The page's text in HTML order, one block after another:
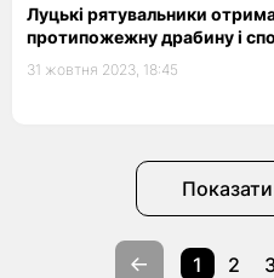
Луцькі рятувальники
протипожежну драбину і
31 жовтня 2023, 18:45
1 2